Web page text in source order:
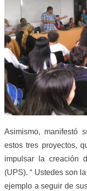
Asimismo, manifestó
estos tres proyectos,
impulsar la creación
(UPS). “ Ustedes son
ejemplo a seguir de